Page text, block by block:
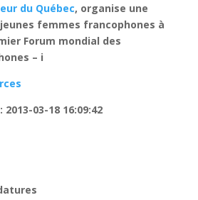
du Québec, organise une
femmes francophones à
Forum mondial des
– i
03-18 16:09:42